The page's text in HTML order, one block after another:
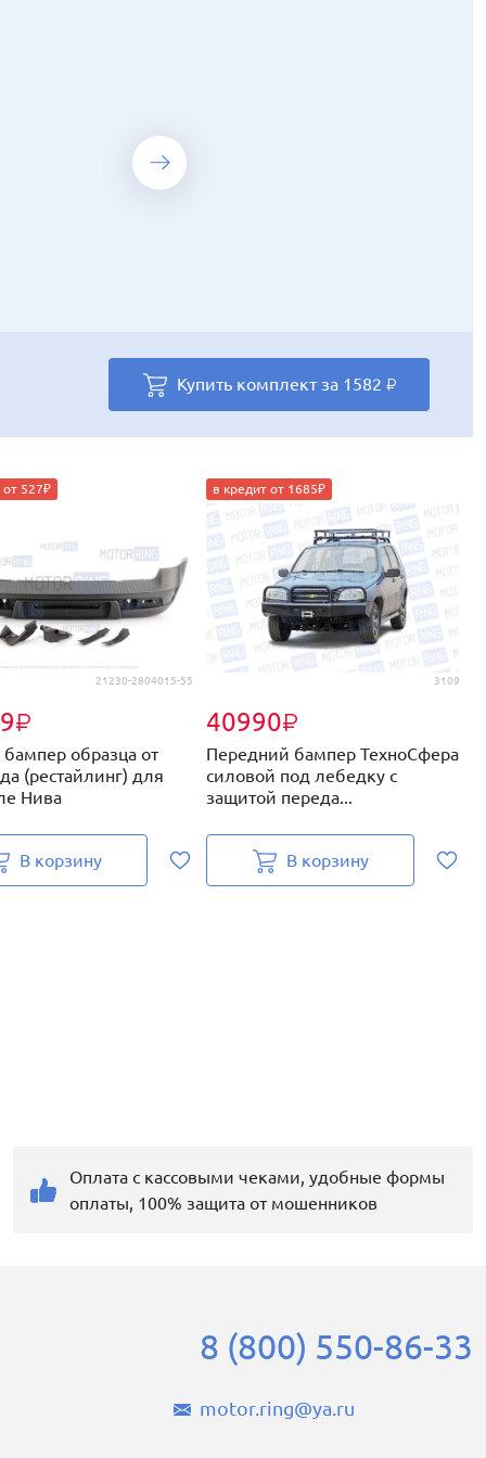
Купить комплект за 1582 ₽
Купить комплект за 1523 ₽
21230-2804015-55
₽
от 527₽
образца от
(рестайлинг) для
Нива
В корзину
3109
40990₽
в кредит от 1685₽
Передний бампер ТехноСфера
силовой под лебедку с
защитой переда...
В корзину
Оплата с кассовыми чеками, удобные формы
оплаты, 100% защита от мошенников
8 (800) 550-86-33
motor.ring@ya.ru